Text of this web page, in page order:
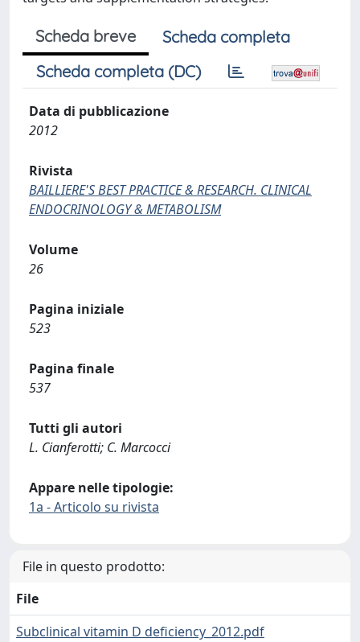
Scheda breve
Scheda completa
Scheda completa (DC)
Data di pubblicazione
2012
Rivista
BAILLIERE'S BEST PRACTICE & RESEARCH. CLINICAL
ENDOCRINOLOGY & METABOLISM
Volume
26
Pagina iniziale
523
Pagina finale
537
Tutti gli autori
L. Cianferotti; C. Marcocci
Appare nelle tipologie:
1a - Articolo su rivista
File in questo prodotto:
File
Subclinical vitamin D deficiency_2012.pdf